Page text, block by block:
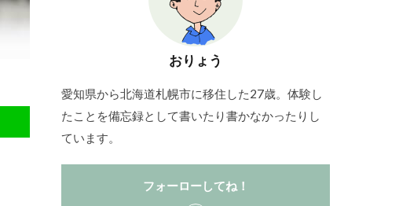
おりょう
愛知県から北海道札幌市に移住した27歳。体験し
たことを備忘録として書いたり書かなかったりし
ています。
フォーローしてね！